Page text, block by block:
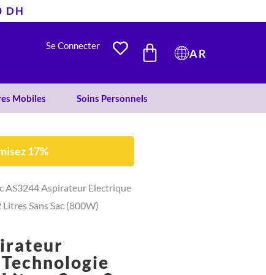
DH
Se Connecter PANIER
AR
Mobiles Soins Personnels
17%
AS3244 Aspirateur Electrique
Sans Sac (800W)
1.125 DH.
938 DH.